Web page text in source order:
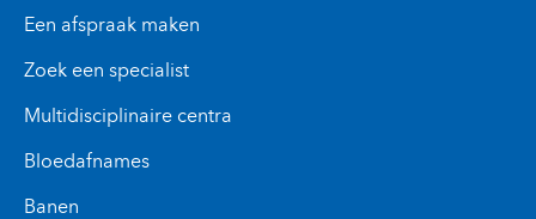
Een afspraak maken
Zoek een specialist
Multidisciplinaire centra
Bloedafnames
Banen